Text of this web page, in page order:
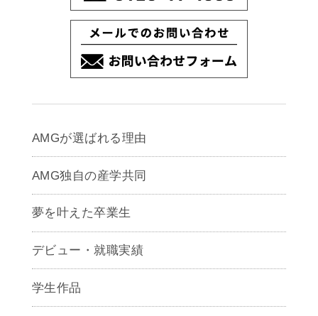
AMGが選ばれる理由
AMG独自の産学共同
夢を叶えた卒業生
デビュー・就職実績
学生作品